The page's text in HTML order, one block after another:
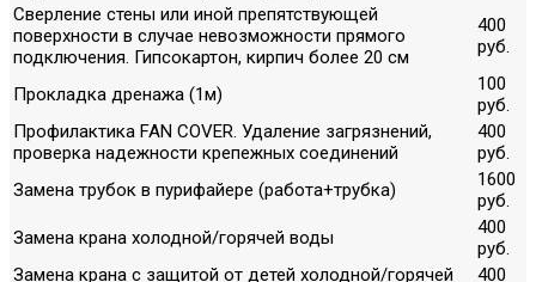
Сверление стены или иной препятствующей
поверхности в случае невозможности прямого
подключения. Гипсокартон, кирпич более 20 см
400
руб.
Прокладка дренажа (1м)
100
руб.
Профилактика FAN COVER. Удаление загрязнений,
проверка надежности крепежных соединений
400
руб.
Замена трубок в пурифайере (работа+трубка)
1600
руб.
Замена крана холодной/горячей воды
400
руб.
Замена крана с защитой от детей холодной/горячей
400